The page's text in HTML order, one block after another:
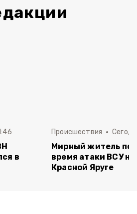
в
Происшествия
Мирный житель
время атаки ВСУ на
Красной Яруге